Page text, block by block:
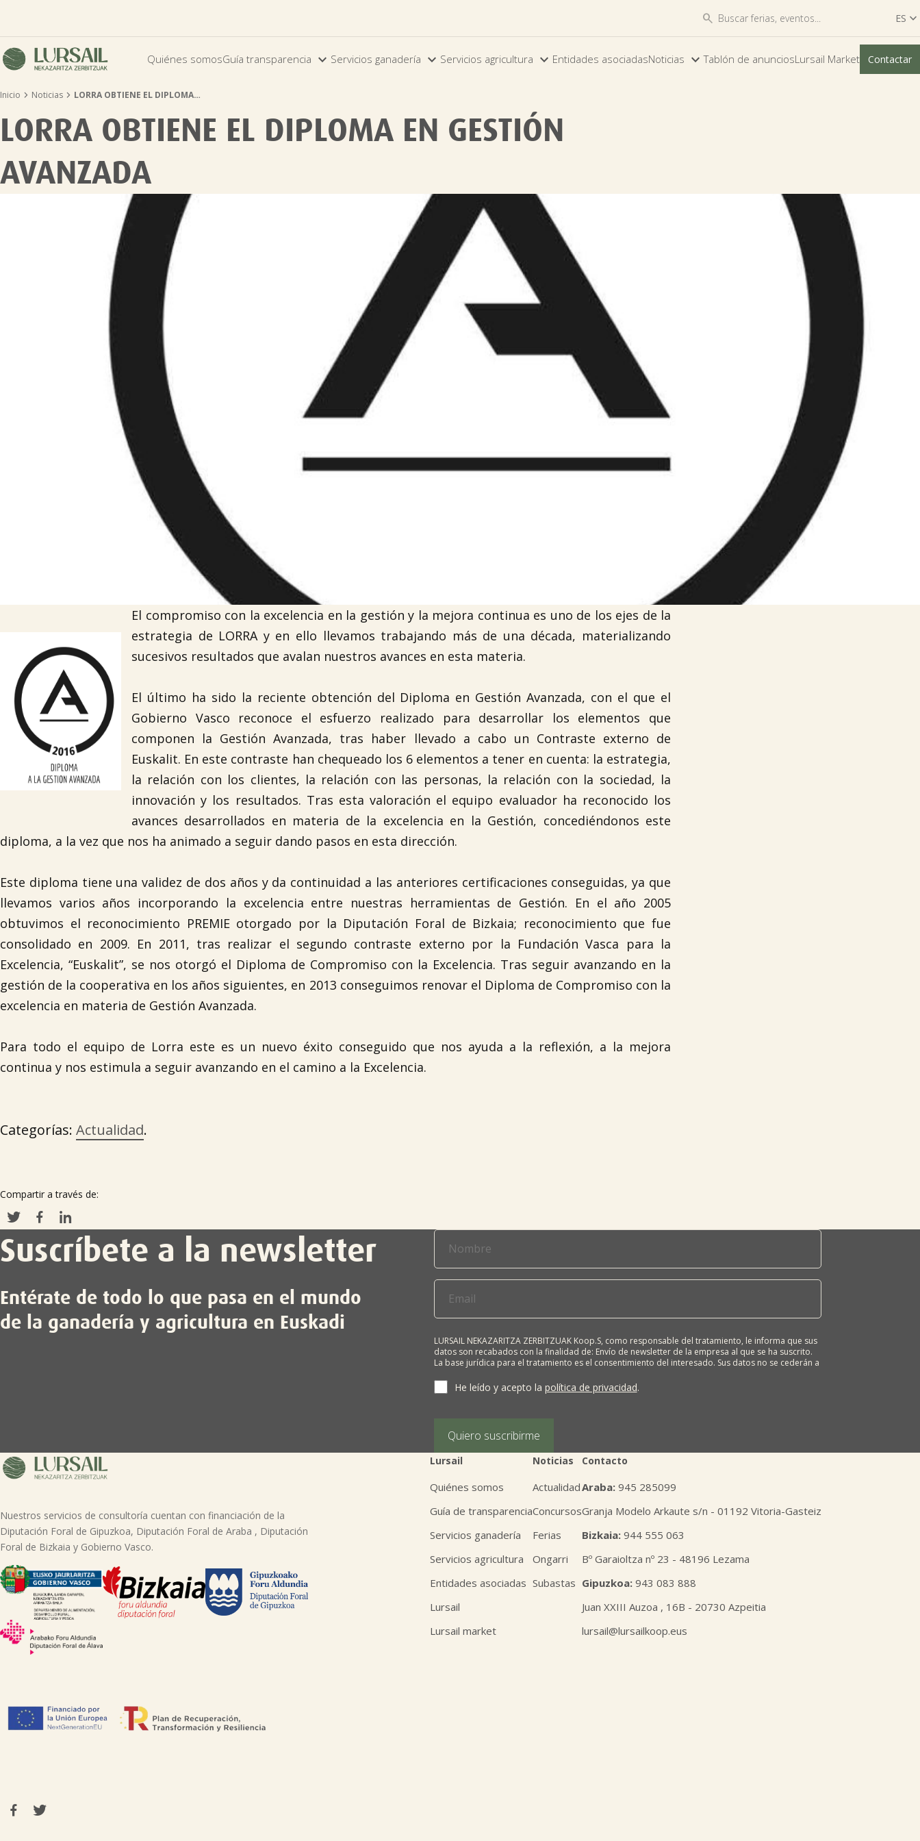

 ES 
ES
EU
Quiénes somosGuía transparencia  Servicios ganadería  Servicios agricultura  Entidades asociadasNoticias Tablón de anunciosLursail Market Contactar
Inicio  Noticias  LORRA OBTIENE EL DIPLOMA…
LORRA OBTIENE EL DIPLOMA EN GESTIÓN
AVANZADA
El compromiso con la excelencia en la gestión y la mejora continua es uno de los ejes de la
estrategia de LORRA y en ello llevamos trabajando más de una década, materializando
sucesivos resultados que avalan nuestros avances en esta materia.
El último ha sido la reciente obtención del Diploma en Gestión Avanzada, con el que el
Gobierno Vasco reconoce el esfuerzo realizado para desarrollar los elementos que
componen la Gestión Avanzada, tras haber llevado a cabo un Contraste externo de
Euskalit. En este contraste han chequeado los 6 elementos a tener en cuenta: la estrategia,
la relación con los clientes, la relación con las personas, la relación con la sociedad, la
innovación y los resultados. Tras esta valoración el equipo evaluador ha reconocido los
avances desarrollados en materia de la excelencia en la Gestión, concediéndonos este
diploma, a la vez que nos ha animado a seguir dando pasos en esta dirección.
Este diploma tiene una validez de dos años y da continuidad a las anteriores certificaciones conseguidas, ya que
llevamos varios años incorporando la excelencia entre nuestras herramientas de Gestión. En el año 2005
obtuvimos el reconocimiento PREMIE otorgado por la Diputación Foral de Bizkaia; reconocimiento que fue
consolidado en 2009. En 2011, tras realizar el segundo contraste externo por la Fundación Vasca para la
Excelencia, “Euskalit”, se nos otorgó el Diploma de Compromiso con la Excelencia. Tras seguir avanzando en la
gestión de la cooperativa en los años siguientes, en 2013 conseguimos renovar el Diploma de Compromiso con la
excelencia en materia de Gestión Avanzada.
Para todo el equipo de Lorra este es un nuevo éxito conseguido que nos ayuda a la reflexión, a la mejora
continua y nos estimula a seguir avanzando en el camino a la Excelencia.
Categorías: Actualidad.
Compartir a través de:
Suscríbete a la newsletter
Entérate de todo lo que pasa en el mundo
de la ganadería y agricultura en Euskadi
LURSAIL NEKAZARITZA ZERBITZUAK Koop.S, como responsable del tratamiento, le informa que sus
datos son recabados con la finalidad de: Envío de newsletter de la empresa al que se ha suscrito.
La base jurídica para el tratamiento es el consentimiento del interesado. Sus datos no se cederán a
supresión, limitación del tratamiento, oposición o derecho a la portabilidad de sus datos
personales, escribiéndonos a la dirección de nuestras oficinas, GARAIOLTZA, Nº 23, 48196 LEZAMA-
He leído y acepto la política de privacidad.
Quiero suscribirme
Nuestros servicios de consultoría cuentan con financiación de la
Diputación Foral de Gipuzkoa, Diputación Foral de Araba , Diputación
Foral de Bizkaia y Gobierno Vasco.
Lursail
Quiénes somos
Guía de transparencia
Servicios ganadería
Servicios agricultura
Entidades asociadas
Lursail
Lursail market
Noticias
Actualidad
Concursos
Ferias
Ongarri
Subastas
Contacto
Araba: 945 285099
Granja Modelo Arkaute s/n - 01192 Vitoria-Gasteiz
Bizkaia: 944 555 063
Bº Garaioltza nº 23 - 48196 Lezama
Gipuzkoa: 943 083 888
Juan XXIII Auzoa , 16B - 20730 Azpeitia
lursail@lursailkoop.eus